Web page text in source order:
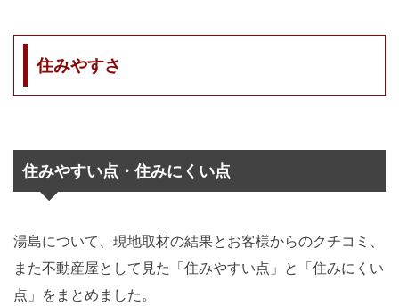
住みやすさ
住みやすい点・住みにくい点
湯島について、現地取材の結果とお客様からのクチコミ、
また不動産屋として見た「住みやすい点」と「住みにくい
点」をまとめました。